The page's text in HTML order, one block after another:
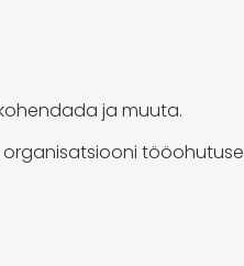
ja muuta.
tööohutuse